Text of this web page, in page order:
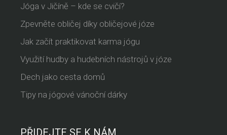
Jóga v Jičíně – kde se cvičí?
Zpevněte obličej díky obličejové józe
Jak začít praktikovat karma jógu
Využití hudby a hudebních nástrojů v józe
Dech jako cesta domů
Tipy na jógové vánoční dárky